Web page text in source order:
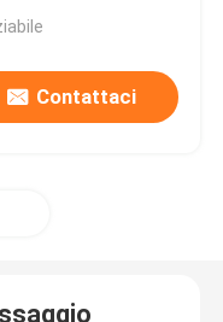
Contattaci